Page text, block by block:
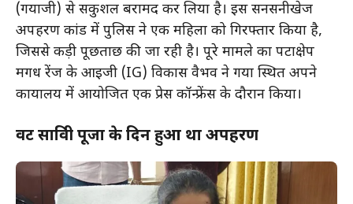
(गयाजी) से सकुशल बरामद कर लिया है। इस सनसनीखेज
अपहरण कांड में पुलिस ने एक महिला को गिरफ्तार किया है,
जिससे कड़ी पूछताछ की जा रही है। पूरे मामले का पटाक्षेप
मगध रेंज के आईजी (IG) विकास वैभव ने गया स्थित अपने
कार्यालय में आयोजित एक प्रेस कॉन्फ्रेंस के दौरान किया।
वट सावित्री पूजा के दिन हुआ था अपहरण